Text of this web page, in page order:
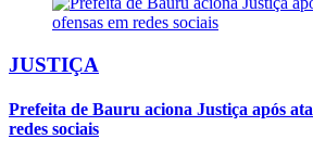
JUSTIÇA
Prefeita de Bauru aciona Justiça após
redes sociais